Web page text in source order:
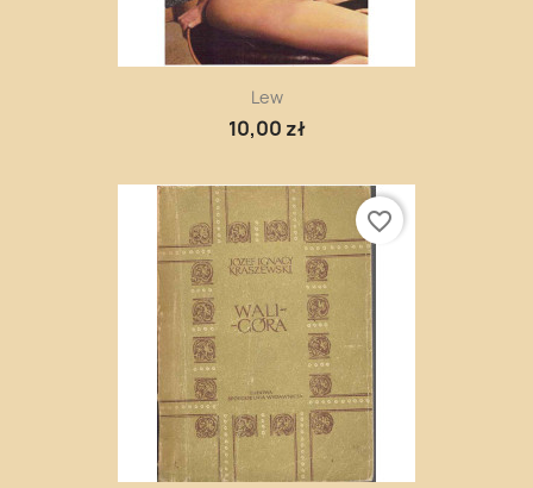
Lew
10,00 zł
favorite_border